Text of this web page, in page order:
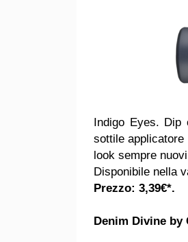
Indigo Eyes. Dip
sottile
look sempre
Disponibile nella
Prezzo: 3,39€*.
Denim Divine by